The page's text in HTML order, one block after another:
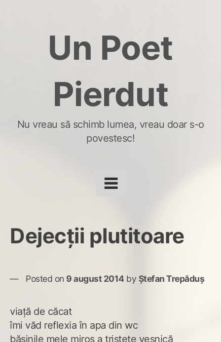
Un Poet
Pierdut
Nu vreau să schimb lumea, vreau doar s-o
povestesc!
Dejecţii plutitoare
Posted on 9 august 2014 by Ștefan Trepăduș
viaţă de căcat
îmi văd reflexia în apa din wc
băşinile mele miros a tristeţe veşnică